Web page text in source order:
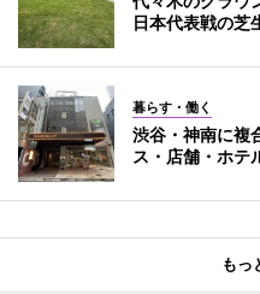
日本代表戦の芝
暮らす・働く
渋谷・神南に複
ス・店舗・ホテ
もっ